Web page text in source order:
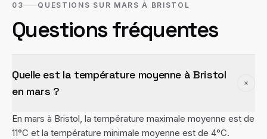
03 QUESTIONS SUR MARS À BRISTOL
Questions fréquentes
Quelle est la température moyenne à Bristol
en mars ?
En mars à Bristol, la température maximale moyenne est de
11°C et la température minimale moyenne est de 4°C.